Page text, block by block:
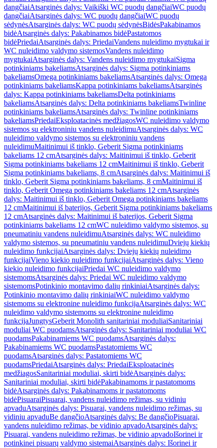
dangčiaiAtsarginės dalys: Vaikiški WC puodų dangčiaiWC puodų
dangčiaiAtsarginės dalys: WC puodų dangčiaiWC puodų
sėdynėsAtsarginės dalys: WC puodų sėdynėsBidėsPakabinamos
bidėAtsarginės dalys: Pakabinamos bidėPastatomos
bidėPriedaiAtsarginės dalys: PriedaiVandens nuleidimo mygtukai ir
WC nuleidimo valdymo sistemosVandens nuleidimo
mygtukaiAtsarginės dalys: Vandens nuleidimo mygtukaiSigma
potinkiniams bakeliamsAtsarginės dalys: Sigma potinkiniams
bakeliamsOmega potinkiniams bakeliamsAtsarginės dalys: Omega
potinkiniams bakeliamsKappa potinkiniams bakeliamsAtsarginės
dalys: Kappa potinkiniams bakeliamsDelta potinkiniams
bakeliamsAtsarginės dalys: Delta potinkiniams bakeliamsTwinline
potinkiniams bakeliamsAtsarginės dalys: Twinline potinkiniams
bakeliamsPriedaiEksploatacinės medžiagosWC nuleidimo valdymo
sistemos su elektroniniu vandens nuleidimuAtsarginės dalys: WC
nuleidimo valdymo sistemos su elektroniniu vandens
nuleidimuMaitinimui iš tinklo, Geberit Sigma potinkiniams
bakeliams 12 cmAtsarginės dalys: Maitinimui iš tinklo, Geberit
Sigma potinkiniams bakeliams 12 cmMaitinimui iš tinklo, Geberit
Sigma potinkiniams bakeliams, 8 cmAtsarginės dalys: Maitinimui iš
tinklo, Geberit Sigma potinkiniams bakeliams, 8 cmMaitinimui iš
tinklo, Geberit Omega potinkiniams bakeliams 12 cmAtsarginės
dalys: Maitinimui iš tinklo, Geberit Omega potinkiniams bakeliams
12 cmMaitinimui iš baterijos, Geberit Sigma potinkiniams bakeliams
12 cmAtsarginės dalys: Maitinimui iš baterijos, Geberit Sigma
potinkiniams bakeliams 12 cmWC nuleidimo valdymo sistemos, su
pneumatiniu vandens nuleidimuAtsarginės dalys: WC nuleidimo
valdymo sistemos, su pneumatiniu vandens nuleidimuDviejų kiekių
nuleidimo funkcijaiAtsarginės dalys: Dviejų kiekių nuleidimo
funkcijaiVieno kiekio nuleidimo funkcijaiAtsarginės dalys: Vieno
kiekio nuleidimo funkcijaiPriedai WC nuleidimo valdymo
sistemomsAtsarginės dalys: Priedai WC nuleidimo valdymo
sistemomsPotinkinio montavimo dalių rinkiniaiAtsarginės dalys:
Potinkinio montavimo dalių rinkiniaiWC nuleidimo valdymo
sistemoms su elektronine nuleidimo funkcijaAtsarginės dalys: WC
nuleidimo valdymo sistemoms su elektronine nuleidimo
funkcijaJungtysGeberit Monolith sanitariniai moduliaiSanitariniai
moduliai WC puodamsAtsarginės dalys: Sanitariniai moduliai WC
puodamsPakabinamiems WC puodamsAtsarginės dalys:
Pakabinamiems WC puodamsPastatomiems WC
puodamsAtsarginės dalys: Pastatomiems WC
puodamsPriedaiAtsarginės dalys: PriedaiEksploatacinės
medžiagosSanitariniai moduliai, skirti bidėAtsarginės dalys:
Sanitariniai moduliai, skirti bidėPakabinamoms ir pastatomoms
bidėAtsarginės dalys: Pakabinamoms ir pastatomoms
bidėPisuaraiPisuarai, vandens nuleidimo režimas, su vidiniu
apvaduAtsarginės dalys: Pisuarai, vandens nuleidimo režimas, su
vidiniu apvaduBe dangčioAtsarginės dalys: Be dangčioPisuarai,
vandens nuleidimo režimas, be vidinio apvadoAtsarginės dalys:
Pisuarai, vandens nuleidimo režimas, be vidinio apvadoIšorinei ir
potinkinei pisuarų valdymo sistemaiAtsarginės dalys: Išorinei ir